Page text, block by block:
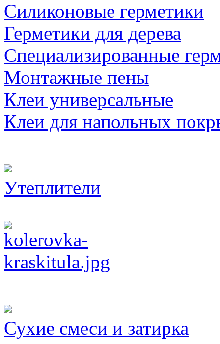
Силиконовые герметики
Герметики для дерева
Специализированные
Монтажные пены
Клеи универсальные
Клеи для напольных
Утеплители
Сухие смеси и затирка